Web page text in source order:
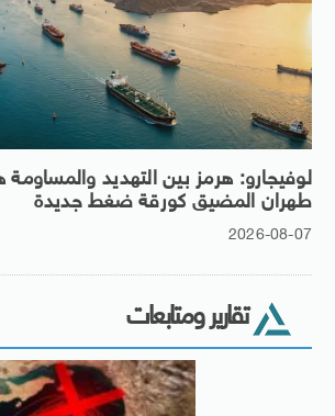
لوفيجارو: هرمز بين التهديد
طهران المضيق كورقة ضغط جديدة
2026-08-07
تقارير ومتابعات